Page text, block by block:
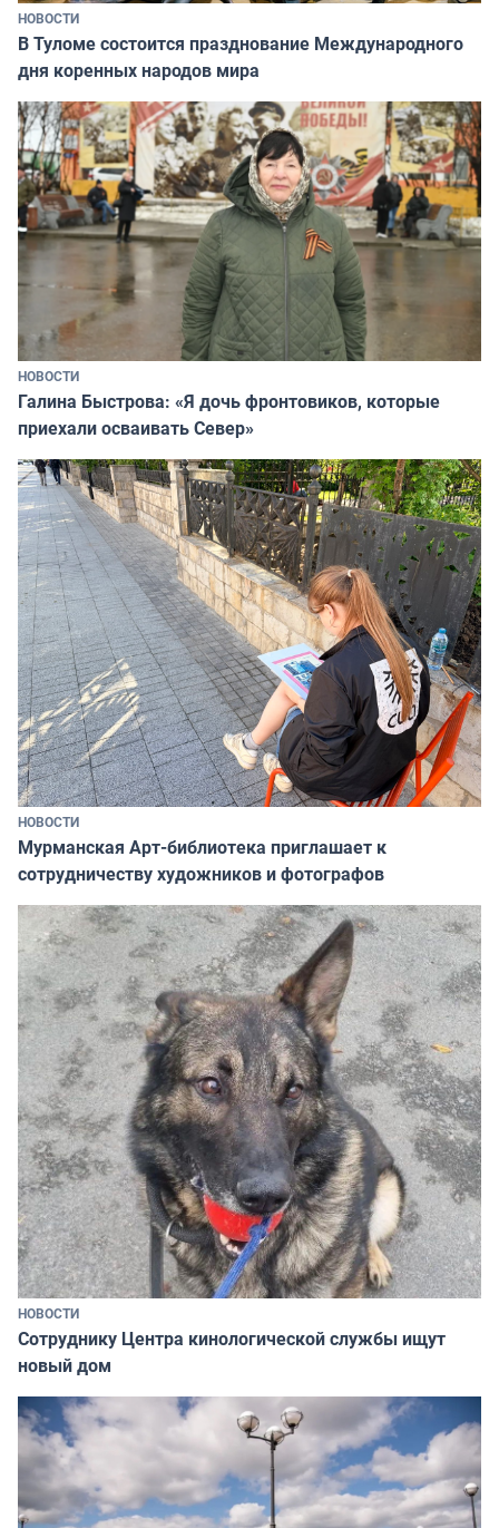
НОВОСТИ
В Туломе состоится празднование Международного
дня коренных народов мира
НОВОСТИ
Галина Быстрова: «Я дочь фронтовиков, которые
приехали осваивать Север»
НОВОСТИ
Мурманская Арт-библиотека приглашает к
сотрудничеству художников и фотографов
НОВОСТИ
Сотруднику Центра кинологической службы ищут
новый дом